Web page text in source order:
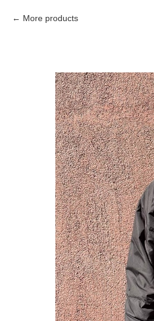
More products